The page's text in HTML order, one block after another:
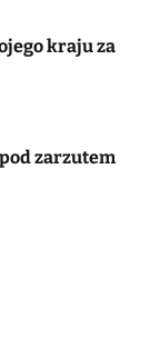
kraju za
zarzutem